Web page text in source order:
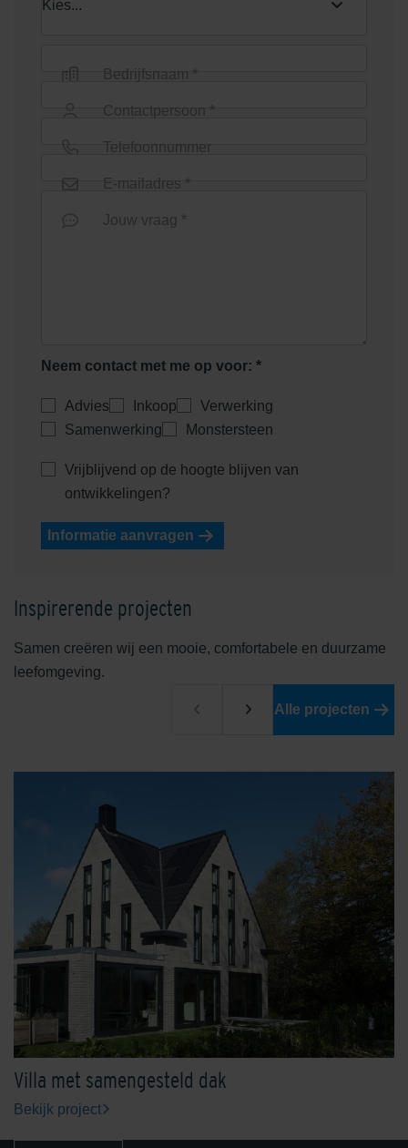
Bedrijfsnaam *
Contactpersoon *
Telefoonnummer
E-mailadres *
Jouw vraag *
Neem contact met me op voor: *
Advies Inkoop
Verwerking
Samenwerking
Monstersteen
Vrijblijvend op de hoogte blijven van
ontwikkelingen?
Informatie aanvragen
Inspirerende projecten
Samen creëren wij een mooie, comfortabele en duurzame
leefomgeving.
Alle projecten
Villa met samengesteld dak
Bekijk project